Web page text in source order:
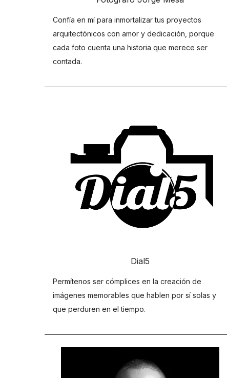
Confía en mí para inmortalizar tus proyectos
arquitectónicos con amor y dedicación, porque
cada foto cuenta una historia que merece ser
contada.
Dial5
Permítenos ser cómplices en la creación de
imágenes memorables que hablen por sí solas y
que perduren en el tiempo.